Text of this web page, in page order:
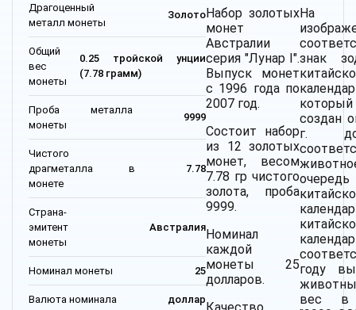
Драгоценный
металл монеты
Золото
Общий
вес
монеты
0.25 тройской унции
(7.78 грамм)
Проба металла
монеты
9999
Чистого
драгметалла в
монете
7.78
Страна-
эмитент
монеты
Австралия
Номинал монеты 25
Валюта номинала доллар
Набор золотых
монет
Австралии
серия "Лунар I".
Выпуск монет
с 1996 года по
2007 год.
Состоит набор
из 12 золотых
монет, весом
7.78 гр чистого
золота, проба
9999.
Номинал
каждой
монеты 25
долларов.
Качество
На
знак
создан
г.
очередь
году
вес в